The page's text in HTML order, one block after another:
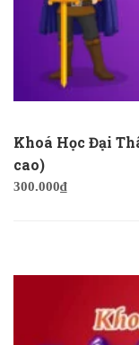
Khoá Học Đại
cao)
300.000₫